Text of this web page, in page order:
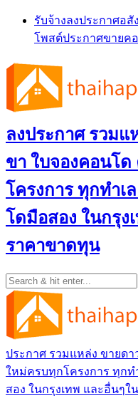
Skip
content
รับจ้างลงประกาศอ
โพสต์ประกาศขายค
ลงประกาศ รวม
ขา ใบจองคอนโ
โครงการ ทุกทำเ
โดมือสอง ในกรุง
ราคาขาดทุน
ประกาศ รวมแหล่ง ขายด
ใหม่ครบทุกโครงการ ทุกท
สอง ในกรุงเทพ และอื่นๆ